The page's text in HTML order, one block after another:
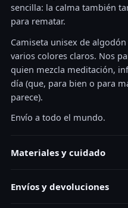
sencilla: la calma también
para rematar.
Camiseta unisex de
varios colores claros. Nos
quien mezcla meditación,
día (que, para bien o para
parece).
Envío a todo el mundo.
Materiales y cuidado
Envíos y devoluciones